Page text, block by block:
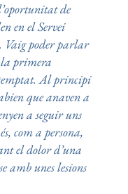
de
en el Servei
Vaig poder parlar
la primera
Al principi
que anaven a
a seguir uns
com a persona,
el dolor d’una
amb unes lesions